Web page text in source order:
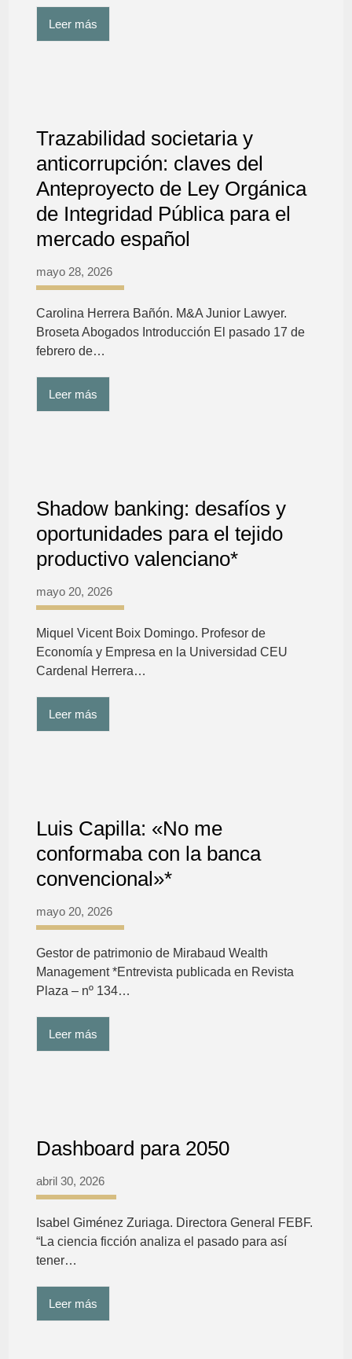
Leer más
Trazabilidad societaria y
anticorrupción: claves del
Anteproyecto de Ley Orgánica
de Integridad Pública para el
mercado español
mayo 28, 2026
Carolina Herrera Bañón. M&A Junior Lawyer.
Broseta Abogados Introducción El pasado 17 de
febrero de…
Leer más
Shadow banking: desafíos y
oportunidades para el tejido
productivo valenciano*
mayo 20, 2026
Miquel Vicent Boix Domingo. Profesor de
Economía y Empresa en la Universidad CEU
Cardenal Herrera…
Leer más
Luis Capilla: «No me
conformaba con la banca
convencional»*
mayo 20, 2026
Gestor de patrimonio de Mirabaud Wealth
Management *Entrevista publicada en Revista
Plaza – nº 134…
Leer más
Dashboard para 2050
abril 30, 2026
Isabel Giménez Zuriaga. Directora General FEBF.
“La ciencia ficción analiza el pasado para así
tener…
Leer más